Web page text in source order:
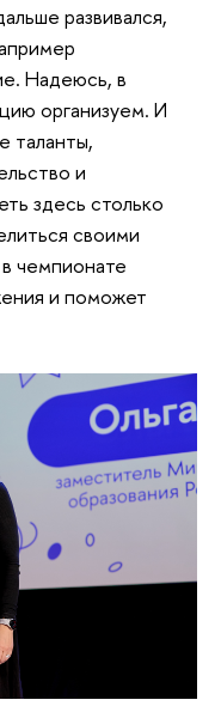
развивался,
Надеюсь, в
организуем. И
таланты,
и
здесь столько
своими
чемпионате
и поможет